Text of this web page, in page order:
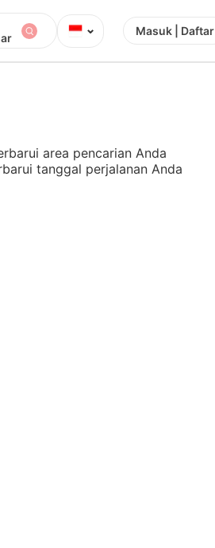
⌄ Masuk | Daftar
area pencarian Anda
tanggal perjalanan Anda